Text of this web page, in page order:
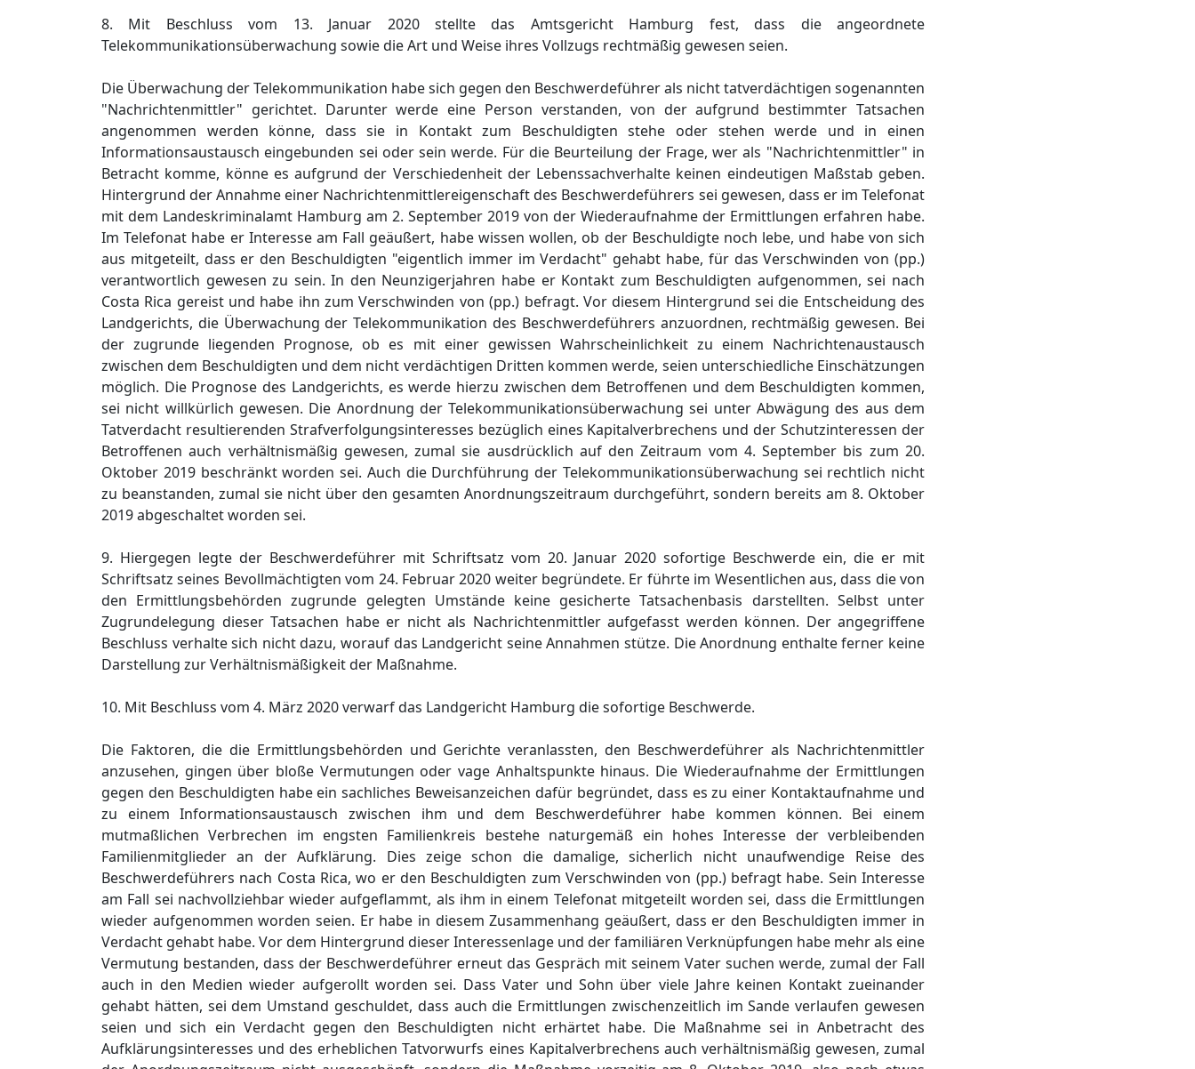
8. Mit Beschluss vom 13. Januar 2020 stellte das Amtsgericht Hamburg fest, dass die angeordnete
Telekommunikationsüberwachung sowie die Art und Weise ihres Vollzugs rechtmäßig gewesen seien.
Die Überwachung der Telekommunikation habe sich gegen den Beschwerdeführer als nicht tatverdächtigen sogenannten
"Nachrichtenmittler" gerichtet. Darunter werde eine Person verstanden, von der aufgrund bestimmter Tatsachen
angenommen werden könne, dass sie in Kontakt zum Beschuldigten stehe oder stehen werde und in einen
Informationsaustausch eingebunden sei oder sein werde. Für die Beurteilung der Frage, wer als "Nachrichtenmittler" in
Betracht komme, könne es aufgrund der Verschiedenheit der Lebenssachverhalte keinen eindeutigen Maßstab geben.
Hintergrund der Annahme einer Nachrichtenmittlereigenschaft des Beschwerdeführers sei gewesen, dass er im Telefonat
mit dem Landeskriminalamt Hamburg am 2. September 2019 von der Wiederaufnahme der Ermittlungen erfahren habe.
Im Telefonat habe er Interesse am Fall geäußert, habe wissen wollen, ob der Beschuldigte noch lebe, und habe von sich
aus mitgeteilt, dass er den Beschuldigten "eigentlich immer im Verdacht" gehabt habe, für das Verschwinden von (pp.)
verantwortlich gewesen zu sein. In den Neunzigerjahren habe er Kontakt zum Beschuldigten aufgenommen, sei nach
Costa Rica gereist und habe ihn zum Verschwinden von (pp.) befragt. Vor diesem Hintergrund sei die Entscheidung des
Landgerichts, die Überwachung der Telekommunikation des Beschwerdeführers anzuordnen, rechtmäßig gewesen. Bei
der zugrunde liegenden Prognose, ob es mit einer gewissen Wahrscheinlichkeit zu einem Nachrichtenaustausch
zwischen dem Beschuldigten und dem nicht verdächtigen Dritten kommen werde, seien unterschiedliche Einschätzungen
möglich. Die Prognose des Landgerichts, es werde hierzu zwischen dem Betroffenen und dem Beschuldigten kommen,
sei nicht willkürlich gewesen. Die Anordnung der Telekommunikationsüberwachung sei unter Abwägung des aus dem
Tatverdacht resultierenden Strafverfolgungsinteresses bezüglich eines Kapitalverbrechens und der Schutzinteressen der
Betroffenen auch verhältnismäßig gewesen, zumal sie ausdrücklich auf den Zeitraum vom 4. September bis zum 20.
Oktober 2019 beschränkt worden sei. Auch die Durchführung der Telekommunikationsüberwachung sei rechtlich nicht
zu beanstanden, zumal sie nicht über den gesamten Anordnungszeitraum durchgeführt, sondern bereits am 8. Oktober
2019 abgeschaltet worden sei.
9. Hiergegen legte der Beschwerdeführer mit Schriftsatz vom 20. Januar 2020 sofortige Beschwerde ein, die er mit
Schriftsatz seines Bevollmächtigten vom 24. Februar 2020 weiter begründete. Er führte im Wesentlichen aus, dass die von
den Ermittlungsbehörden zugrunde gelegten Umstände keine gesicherte Tatsachenbasis darstellten. Selbst unter
Zugrundelegung dieser Tatsachen habe er nicht als Nachrichtenmittler aufgefasst werden können. Der angegriffene
Beschluss verhalte sich nicht dazu, worauf das Landgericht seine Annahmen stütze. Die Anordnung enthalte ferner keine
Darstellung zur Verhältnismäßigkeit der Maßnahme.
10. Mit Beschluss vom 4. März 2020 verwarf das Landgericht Hamburg die sofortige Beschwerde.
Die Faktoren, die die Ermittlungsbehörden und Gerichte veranlassten, den Beschwerdeführer als Nachrichtenmittler
anzusehen, gingen über bloße Vermutungen oder vage Anhaltspunkte hinaus. Die Wiederaufnahme der Ermittlungen
gegen den Beschuldigten habe ein sachliches Beweisanzeichen dafür begründet, dass es zu einer Kontaktaufnahme und
zu einem Informationsaustausch zwischen ihm und dem Beschwerdeführer habe kommen können. Bei einem
mutmaßlichen Verbrechen im engsten Familienkreis bestehe naturgemäß ein hohes Interesse der verbleibenden
Familienmitglieder an der Aufklärung. Dies zeige schon die damalige, sicherlich nicht unaufwendige Reise des
Beschwerdeführers nach Costa Rica, wo er den Beschuldigten zum Verschwinden von (pp.) befragt habe. Sein Interesse
am Fall sei nachvollziehbar wieder aufgeflammt, als ihm in einem Telefonat mitgeteilt worden sei, dass die Ermittlungen
wieder aufgenommen worden seien. Er habe in diesem Zusammenhang geäußert, dass er den Beschuldigten immer in
Verdacht gehabt habe. Vor dem Hintergrund dieser Interessenlage und der familiären Verknüpfungen habe mehr als eine
Vermutung bestanden, dass der Beschwerdeführer erneut das Gespräch mit seinem Vater suchen werde, zumal der Fall
auch in den Medien wieder aufgerollt worden sei. Dass Vater und Sohn über viele Jahre keinen Kontakt zueinander
gehabt hätten, sei dem Umstand geschuldet, dass auch die Ermittlungen zwischenzeitlich im Sande verlaufen gewesen
seien und sich ein Verdacht gegen den Beschuldigten nicht erhärtet habe. Die Maßnahme sei in Anbetracht des
Aufklärungsinteresses und des erheblichen Tatvorwurfs eines Kapitalverbrechens auch verhältnismäßig gewesen, zumal